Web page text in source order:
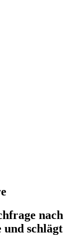
nach
schlägt